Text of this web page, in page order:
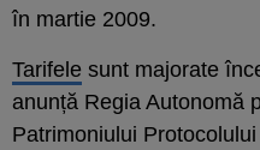
în martie 2009.
Tarifele sunt majorate
anunță Regia Autonomă
Patrimoniului